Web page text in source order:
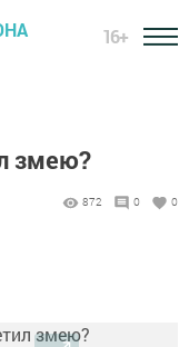
16+
змею?
872 0 0